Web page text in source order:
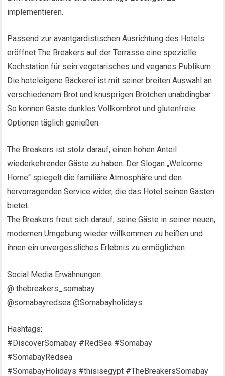
implementieren.
Passend zur avantgardistischen Ausrichtung des Hotels
eröffnet The Breakers auf der Terrasse eine spezielle
Kochstation für sein vegetarisches und veganes Publikum.
Die hoteleigene Bäckerei ist mit seiner breiten Auswahl an
verschiedenem Brot und knusprigen Brötchen unabdingbar.
So können Gäste dunkles Vollkornbrot und glutenfreie
Optionen täglich genießen.
The Breakers ist stolz darauf, einen hohen Anteil
wiederkehrender Gäste zu haben. Der Slogan „Welcome
Home“ spiegelt die familiäre Atmosphäre und den
hervorragenden Service wider, die das Hotel seinen Gästen
bietet.
The Breakers freut sich darauf, seine Gäste in seiner neuen,
modernen Umgebung wieder willkommen zu heißen und
ihnen ein unvergessliches Erlebnis zu ermöglichen.
Social Media Erwähnungen:
@ thebreakers_somabay
@somabayredsea @Somabayholidays
Hashtags:
#DiscoverSomabay #RedSea #Somabay
#SomabayRedsea
#SomabayHolidays #thisisegypt #TheBreakersSomabay